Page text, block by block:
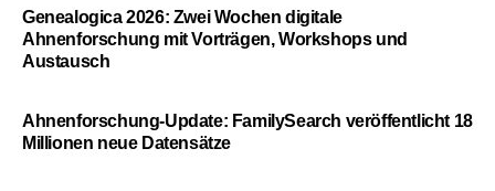
Genealogica 2026: Zwei Wochen digitale
Ahnenforschung mit Vorträgen, Workshops und
Austausch
Ahnenforschung-Update: FamilySearch veröffentlicht 18
Millionen neue Datensätze